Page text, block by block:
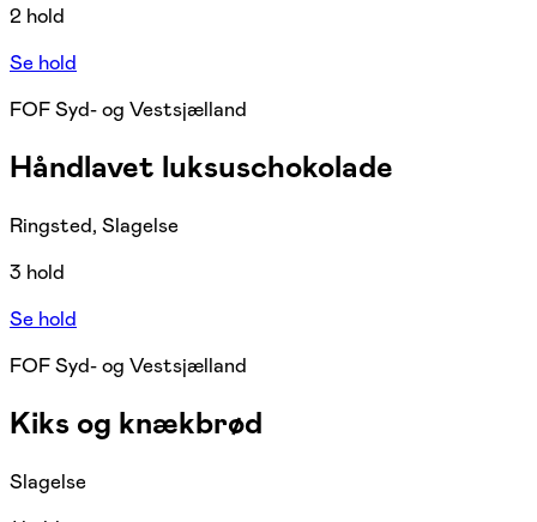
2 hold
Se hold
FOF Syd- og Vestsjælland
Håndlavet luksuschokolade
Ringsted, Slagelse
3 hold
Se hold
FOF Syd- og Vestsjælland
Kiks og knækbrød
Slagelse